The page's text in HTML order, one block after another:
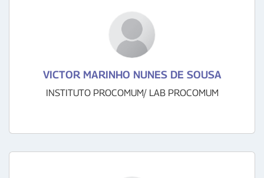
VICTOR MARINHO NUNES DE SOUSA
INSTITUTO PROCOMUM/ LAB PROCOMUM